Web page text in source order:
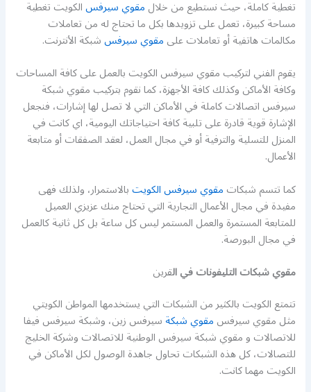
تغطية كاملة، حيث نستطيع من خلالمقوي سيرفسالكويت تغطية
مساحة كبيرة، تعمل على تزويدها بكل ما تحتاج له من تعاملات
مكالمات هاتفية أو تعاملات علىمقوي سيرفسشبكة الأنترنت.
يقوم الفني لتركيب مقوي سيرفس الكويت بالعمل على كافة المساحات
وكافة الأماكن وكذلك كافة الأجهزة، كما نقوم بتركيب مقوي شبكة
سيرفس اتصالات كاملة في الأماكن التي لا تصل لها إشارات، فنجعل
الإشارة قوية قادرة على تلبية كافة احتياجاتك اليومية، اي كانت في
المنزل للتسلية والترفية أو في مجال العمل، لعقد الصفقات أو متابعة
الأعمال.
كما تتسم شبكاتمقوي سيرفس الكويتبالاستمرار، ولذلك فهى
مفيدة في مجال الأعمال التجارية التي تحتاج منك عزيزي العميل
للمتابعة المستمرة والعمل المستمر ليس كل ساعة بل كل ثانية كالعمل
في مجال البورصة.
مقوي شبكات التليفونات في القرين
تتمتع الكويت بالكثير من الشبكات التي يستخدمها المواطن الكويتي
مثل مقوي سيرفسمقوي شبكةسيرفس زين، وشبكة سيرفس فيفا
للاتصالات و مقوي شبكة سيرفس الوطنية للاتصالات وشركة الخليج
للتصالات، كل هذه الشبكات تحاول جاهدة الوصول لكل الأماكن في
الكويت مهما كانت.